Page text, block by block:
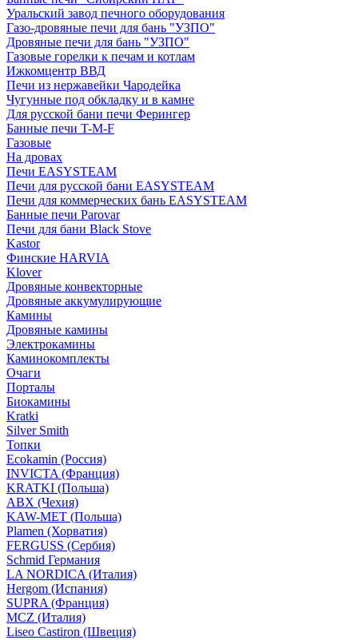
Уральский завод печного оборудования
Газо-дровяные печи для бань "УЗПО"
Дровяные печи для бань "УЗПО"
Газовые горелки к печам и котлам
Ижкомцентр ВВД
Печи из нержавейки Чародейка
Чугунные под обкладку и в камне
Для русской бани печи Ферингер
Банные печи T-M-F
Газовые
На дровах
Печи EASYSTEAM
Печи для русской бани EASYSTEAM
Печи для коммерческих бань EASYSTEAM
Банные печи Parovar
Печи для бани Black Stove
Kastor
Финские HARVIA
Klover
Дровяные конвекторные
Дровяные аккумулирующие
Камины
Дровяные камины
Электрокамины
Каминокомплекты
Очаги
Порталы
Биокамины
Kratki
Silver Smith
Топки
Ecokamin (Россия)
INVICTA (Франция)
KRATKI (Польша)
ABX (Чехия)
KAW-MET (Польша)
Plamen (Хорватия)
FERGUSS (Сербия)
Schmid Германия
LA NORDICA (Италия)
Hergom (Испания)
SUPRA (Франция)
MCZ (Италия)
Liseo Castiron (Швеция)